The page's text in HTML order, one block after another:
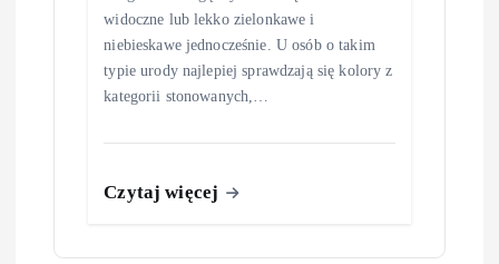
widoczne lub lekko zielonkawe i
niebieskawe jednocześnie. U osób o takim
typie urody najlepiej sprawdzają się kolory z
kategorii stonowanych,…
Czytaj więcej